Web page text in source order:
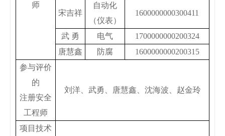
师
宋吉祥
自动化
（仪表）
1600000000300411
武 勇 电气
1700000000200324
唐慧鑫
防腐
1600000000200315
参与评价
的
注册安全
工程师
刘洋、武勇、唐慧鑫、沈海波、赵金玲
项目技术